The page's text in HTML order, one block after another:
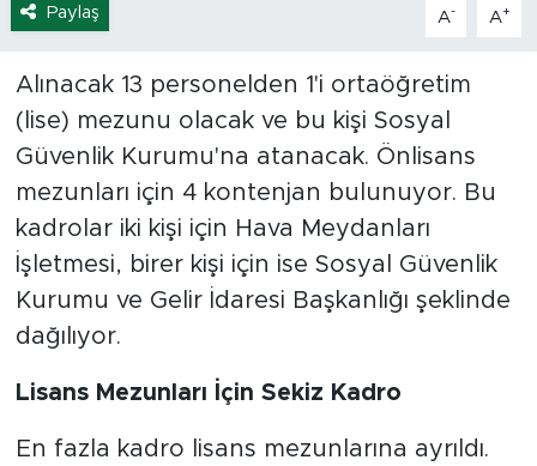
Paylaş A- A+
Alınacak 13 personelden 1'i ortaöğretim
(lise) mezunu olacak ve bu kişi Sosyal
Güvenlik Kurumu'na atanacak. Önlisans
mezunları için 4 kontenjan bulunuyor. Bu
kadrolar iki kişi için Hava Meydanları
İşletmesi, birer kişi için ise Sosyal Güvenlik
Kurumu ve Gelir İdaresi Başkanlığı şeklinde
dağılıyor.
Lisans Mezunları İçin Sekiz Kadro
En fazla kadro lisans mezunlarına ayrıldı.
Tavz Der
Bingöl Kaza Haberleri